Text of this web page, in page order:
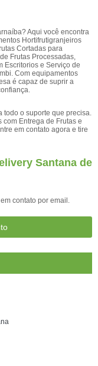
Aqui você encontra
Hortifrutigranjeiros
Cortadas para
Frutas Processadas,
Escritorios e Serviço de
Com equipamentos
é capaz de suprir a
todo o suporte que precisa.
Entrega de Frutas e
em contato agora e tire
Santana de
contato por email.